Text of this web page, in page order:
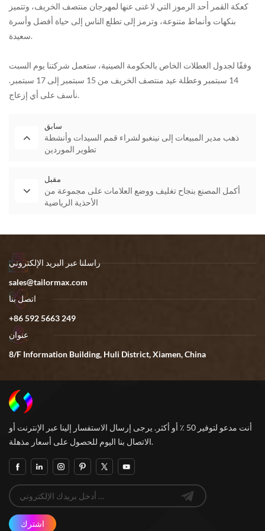
كعكة القمر أحد الرموز التي لا غنى عنها لمهرجان منتصف الخريف، وتتميز
بنكهات وأنماط متنوعة، وترمز إلى تطلع الناس إلى حياة أفضل وأسرة
سعيدة.
وفقًا لجدول العطلات الخاص بالحكومة الصينية، ستعمل شركتنا يوم السبت
14 سبتمبر وعطلة عيد منتصف الخريف من 15 سبتمبر إلى 17 سبتمبر.
نأسف على أي إزعاج.
سابق
ذهب مدير المبيعات إلى نينغبو لشراء قمم السيدات وأنشطة
تطوير الموردين
مقبل
أكمل المصنع بنجاح تغليف ووضع العلامات على مجموعة من
الأحذية الرياضية
راسلنا عبر البريد الإلكتروني
sales@tailormax.com
اتصل بنا
+86 592 5663 249
عنوان
8/F Information Building, Huli District, Xiamen, China
أنت مدعو لتوفير 50 ٪ أو أكثر. يرجى إرسال الاستفسار إلينا عبر الإنترنت أو
الاتصال بنا اليوم للحصول على أسعار مذهلة.
اشترك